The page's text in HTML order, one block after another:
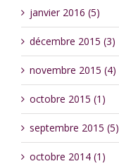
janvier 2016 (5)
décembre 2015 (3)
novembre 2015 (4)
octobre 2015 (1)
septembre 2015 (5)
octobre 2014 (1)